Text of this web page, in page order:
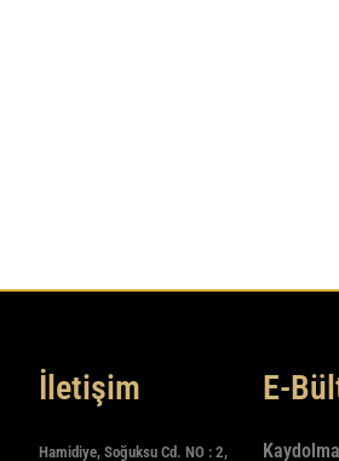
İletişim
Hamidiye, Soğuksu Cd. NO : 2,
E-